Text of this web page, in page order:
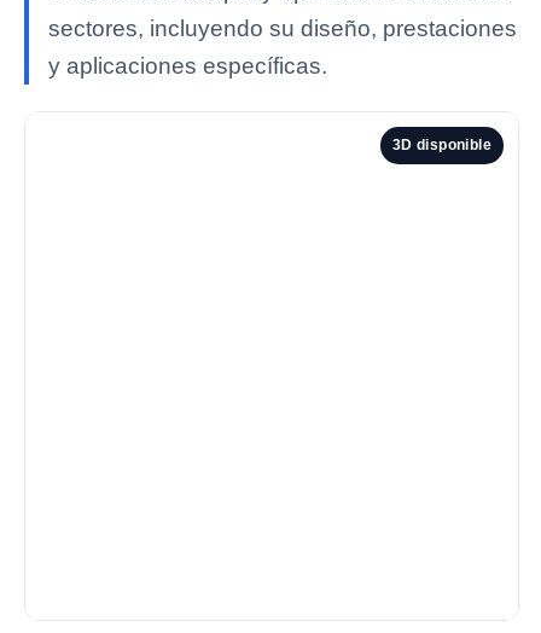
sectores, incluyendo su diseño, prestaciones
y aplicaciones específicas.
3D disponible